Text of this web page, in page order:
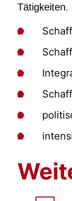
Tätigkeiten.